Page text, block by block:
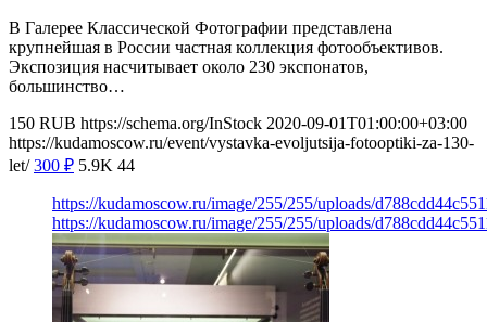
В Галерее Классической Фотографии представлена
крупнейшая в России частная коллекция фотообъективов.
Экспозиция насчитывает около 230 экспонатов,
большинство…
150 RUB https://schema.org/InStock 2020-09-01T01:00:00+03:00
https://kudamoscow.ru/event/vystavka-evoljutsija-fotooptiki-za-130-
let/ 300 ₽ 5.9K 44
https://kudamoscow.ru/image/255/255/uploads/
https://kudamoscow.ru/image/255/255/uploads/